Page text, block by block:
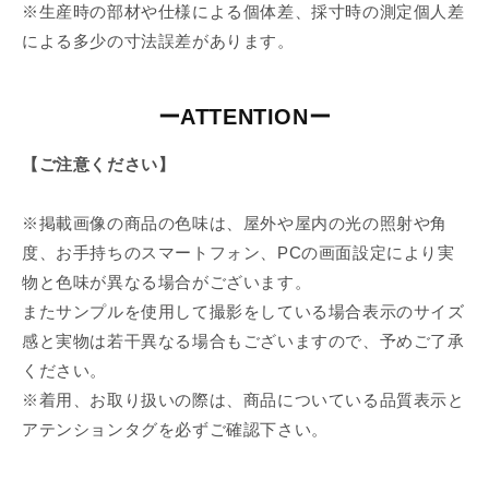
※生産時の部材や仕様による個体差、採寸時の測定個人差
による多少の寸法誤差があります。
ーATTENTIONー
【ご注意ください】
※掲載画像の商品の色味は、屋外や屋内の光の照射や角
度、お手持ちのスマートフォン、PCの画面設定により実
物と色味が異なる場合がございます。
またサンプルを使用して撮影をしている場合表示のサイズ
感と実物は若干異なる場合もございますので、予めご了承
ください。
※着用、お取り扱いの際は、商品についている品質表示と
アテンションタグを必ずご確認下さい。